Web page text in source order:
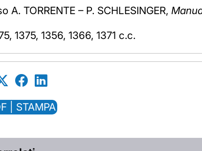
A. TORRENTE – P. SCHLESINGER,
1375, 1356, 1366, 1371 c.c.
| STAMPA